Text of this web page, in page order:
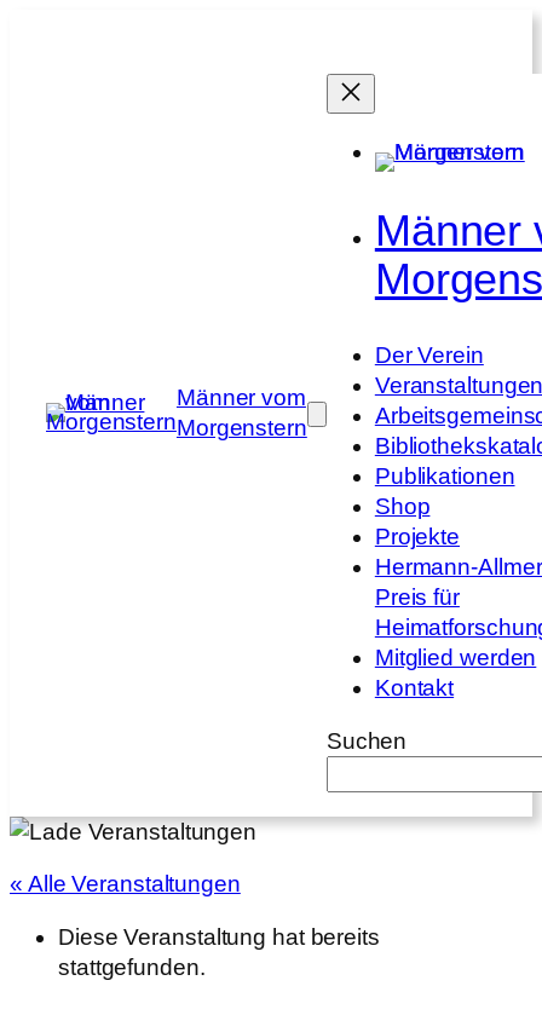
Männer vom
Morgenstern
Männer
Der Verein
Publikationen
Shop
Projekte
Hermann-
Preis für
Mitglied werden
Kontakt
Suchen
« Alle Veranstaltungen
Diese Veranstaltung hat bereits
stattgefunden.